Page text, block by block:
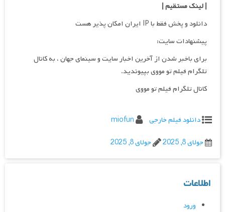
| لینک مستقیم|
دانلود و پخش فقط با IP ایران امکان پذیر هست
پیشنهادات سایت:
برای باخبر شدن از آخرین اخبار سایت و سینمای جهان ، به کانال
تلگرام فیلم تو مووی بپیوندید.
کانال تلگرام فیلم تو مووی
دانلود فیلم خارجی
miofun
جولای 8, 2025
جولای 8, 2025
اطلاعات
ورود